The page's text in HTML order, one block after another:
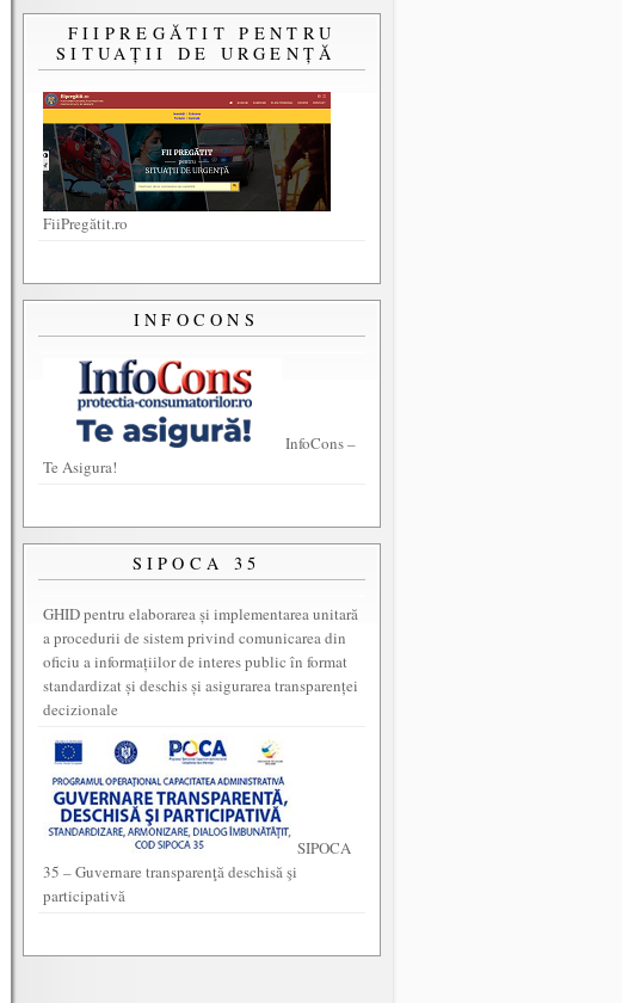
FIIPREGĂTIT PENTRU
SITUAȚII DE URGENȚĂ
FiiPregătit.ro
INFOCONS
InfoCons –
Te Asigura!
SIPOCA 35
GHID pentru elaborarea și implementarea unitară
a procedurii de sistem privind comunicarea din
oficiu a informațiilor de interes public în format
standardizat și deschis și asigurarea transparenței
decizionale
SIPOCA
35 – Guvernare transparenţă deschisă şi
participativă